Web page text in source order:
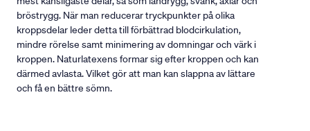
bröstrygg. När man reducerar tryckpunkter på olika
kroppsdelar leder detta till förbättrad blodcirkulation,
mindre rörelse samt minimering av domningar och värk i
kroppen. Naturlatexens formar sig efter kroppen och kan
därmed avlasta. Vilket gör att man kan slappna av lättare
och få en bättre sömn.